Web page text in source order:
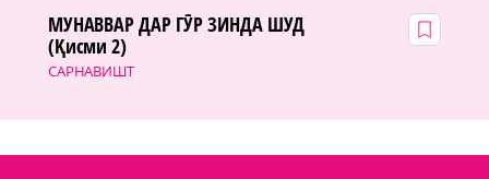
САРНАВИШТ
МУНАВВАР ДАР ГӮР ЗИНДА ШУД
(Қисми 2)